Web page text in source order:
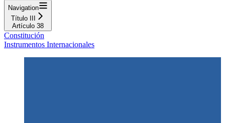
Navigation
Título III
Artículo 38
Constitución
Instrumentos Internacionales